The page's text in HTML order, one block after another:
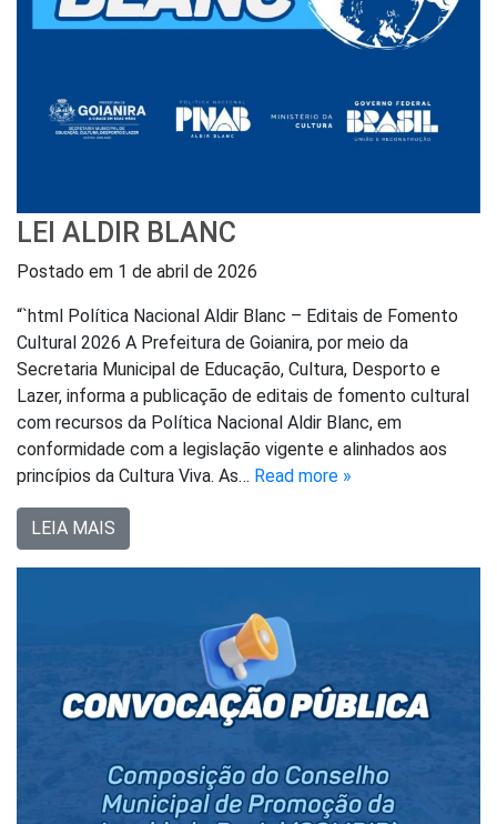
LEI ALDIR BLANC
Postado em 1 de abril de 2026
“`html Política Nacional Aldir Blanc – Editais de Fomento
Cultural 2026 A Prefeitura de Goianira, por meio da
Secretaria Municipal de Educação, Cultura, Desporto e
Lazer, informa a publicação de editais de fomento cultural
com recursos da Política Nacional Aldir Blanc, em
conformidade com a legislação vigente e alinhados aos
princípios da Cultura Viva. As… Read more »
LEIA MAIS